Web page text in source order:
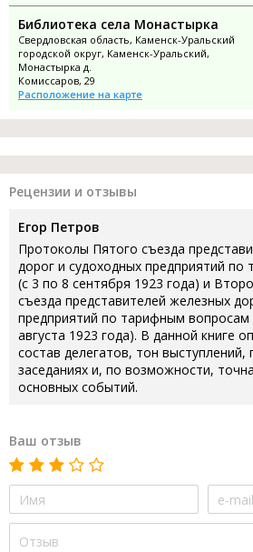
Библиотека села Монастырка
Свердловская область, Каменск-Уральский
городской округ, Каменск-Уральский,
Монастырка д.
Комиссаров, 29
Расположение на карте
Рецензии и отзывы
Егор Петров
Протоколы Пятого съезда
дорог и судоходных предприятий
(с 3 по 8 сентября 1923 года) и
съезда представителей железных
предприятий по тарифным вопросам
августа 1923 года). В данной книге
состав делегатов, тон выступлений,
заседаниях и, по возможности,
основных событий.
Ваш отзыв